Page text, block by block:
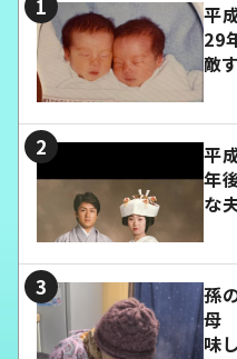
平
29
敵
平
年
な
孫
母
味